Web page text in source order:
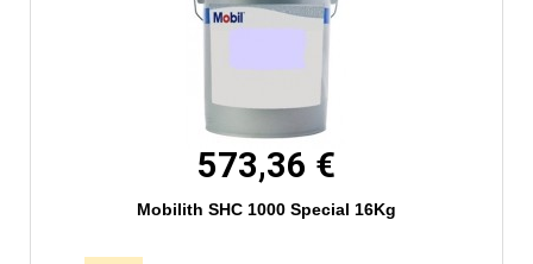
573,36 €
Mobilith SHC 1000 Special 16Kg